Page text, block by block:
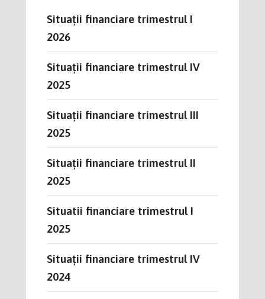
Situații financiare trimestrul I
2026
Situații financiare trimestrul IV
2025
Situații financiare trimestrul III
2025
Situații financiare trimestrul II
2025
Situatii financiare trimestrul I
2025
Situații financiare trimestrul IV
2024